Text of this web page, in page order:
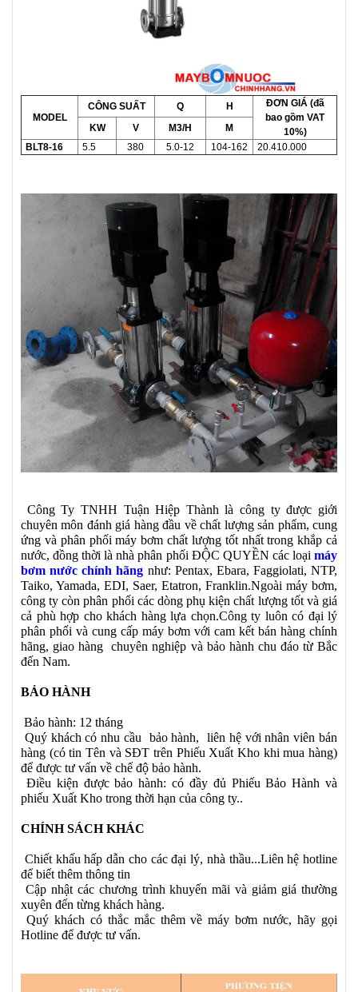
MODEL
CÔNG SUẤT Q H
ĐƠN GIÁ (đã
bao gồm VAT
10%)
KW V M3/H
M
BLT8-16
5.5 380 5.0-12 104-162 20.410.000
Công Ty TNHH Tuận Hiệp Thành là công ty được giới
chuyên môn đánh giá hàng đầu về chất lượng sản phẩm, cung
ứng và phân phối máy bơm chất lượng tốt nhất trong khắp cả
nước, đồng thời là nhà phân phối ĐỘC QUYỀN các loại máy
bơm nước chính hãng như: Pentax, Ebara, Faggiolati, NTP,
Taiko, Yamada, EDI, Saer, Etatron, Franklin.Ngoài máy bơm,
công ty còn phân phối các dòng phụ kiện chất lượng tốt và giá
cả phù hợp cho khách hàng lựa chọn.Công ty luôn có đại lý
phân phối và cung cấp máy bơm với cam kết bán hàng chính
hãng, giao hàng chuyên nghiệp và bảo hành chu đáo từ Bắc
đến Nam.
BẢO HÀNH
Bảo hành: 12 tháng
Quý khách có nhu cầu bảo hành, liên hệ với nhân viên bán
hàng (có tin Tên và SĐT trên Phiếu Xuất Kho khi mua hàng)
để được tư vấn về chế độ bảo hành.
Điều kiện được bảo hành: có đầy đủ Phiếu Bảo Hành và
phiếu Xuất Kho trong thời hạn của công ty..
CHÍNH SÁCH KHÁC
Chiết khấu hấp dẫn cho các đại lý, nhà thầu...Liên hệ hotline
để biết thêm thông tin
Cập nhật các chương trình khuyến mãi và giảm giá thường
xuyên đến từng khách hàng.
Quý khách có thắc mắc thêm về máy bơm nước, hãy gọi
Hotline để được tư vấn.